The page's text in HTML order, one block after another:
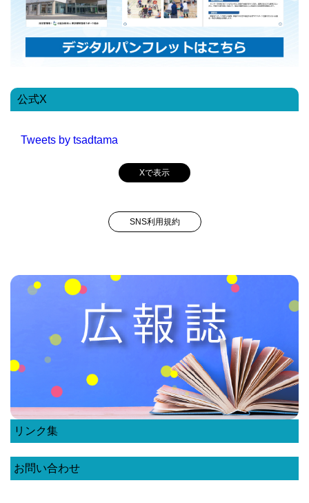
公式X
Tweets by tsadtama
Xで表示
SNS利用規約
リンク集
お問い合わせ